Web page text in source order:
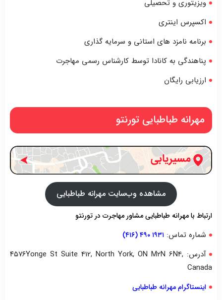
ویزیتوری و تحصیلی
اکسپرس اینتری
برنامه نامزد های استانی و سرمایه گذاری
پناهندگی به کانادا توسط کارشناس رسمی مهاجرت
ارزیابی رایگان
مهرانه طباطبایی تورنتو
مشاهده وب‌سایت مهرانه طباطبایی
ارتباط با مهرانه طباطبایی مشاور مهاجرت در تورنتو
شماره تماس:۱۹۳۱ ۴۹۰ (۴۱۶)
آدرس: ۴۵۷۶Yonge St Suite 412, North York, ON M2N 6N4,
Canada
اینستاگرام مهرانه طباطبایی